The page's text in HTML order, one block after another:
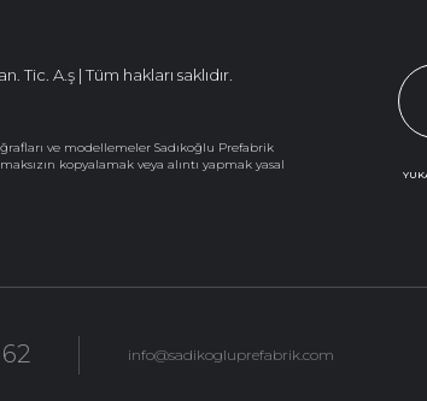
Tic. A.ş | Tüm hakları saklıdır.
ve modellemeler Sadıkoğlu Prefabrik
kopyalamak veya alıntı yapmak yasal
info@sadikogluprefabrik.com